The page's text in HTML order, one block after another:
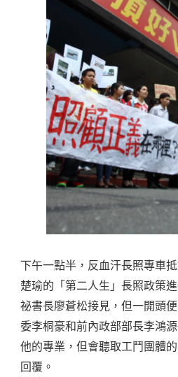
下午一點半，反血汗長照專車
楚瑜的「第二人生」長照政策
祕書長廖蒼松接見，但一開頭
委李桐豪和前內政部部長李鴻
他的專業，但會聽取工鬥團體
回覆。